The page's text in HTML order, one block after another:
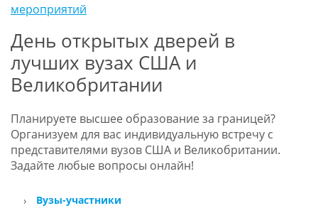
мероприятий
День открытых дверей в
лучших вузах США и
Великобритании
Планируете высшее образование за границей?
Организуем для вас индивидуальную встречу с
представителями вузов США и Великобритании.
Задайте любые вопросы онлайн!
Вузы-участники